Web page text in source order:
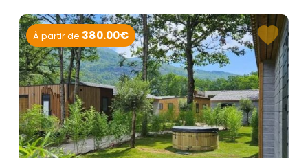
À partir de 380.00€